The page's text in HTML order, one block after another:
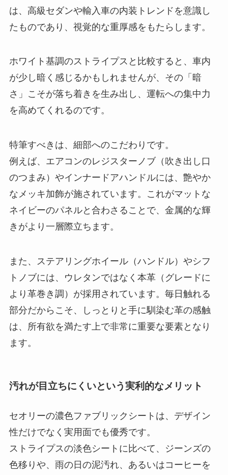
は、高級セダンや輸入車の内装トレンドを意識し
たものであり、視覚的な重厚感をもたらします。
ホワイト基調のストライプスと比較すると、車内
が少し暗く感じるかもしれませんが、その「暗
さ」こそが落ち着きを生み出し、運転への集中力
を高めてくれるのです。
特筆すべきは、細部へのこだわりです。
例えば、エアコンのレジスターノブ（吹き出し口
のつまみ）やインナードアハンドルには、艶やか
なメッキ加飾が施されています。これがマットな
ネイビーのパネルと合わさることで、金属的な輝
きがより一層際立ちます。
また、ステアリングホイール（ハンドル）やシフ
トノブには、ウレタンではなく本革（グレードに
より革巻き調）が採用されています。毎日触れる
部分だからこそ、しっとりと手に馴染む革の感触
は、所有欲を満たす上で非常に重要な要素となり
ます。
汚れが目立ちにくいという実利的なメリット
セオリーの濃色ファブリックシートは、デザイン
性だけでなく実用面でも優秀です。
ストライプスの淡色シートに比べて、ジーンズの
色移りや、雨の日の泥汚れ、あるいはコーヒーを